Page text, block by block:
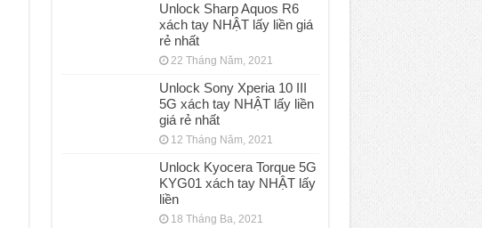
Unlock Sharp Aquos R6
xách tay NHẬT lấy liền giá
rẻ nhất
22 Tháng Năm, 2021
Unlock Sony Xperia 10 III
5G xách tay NHẬT lấy liền
giá rẻ nhất
12 Tháng Năm, 2021
Unlock Kyocera Torque 5G
KYG01 xách tay NHẬT lấy
liền
18 Tháng Ba, 2021